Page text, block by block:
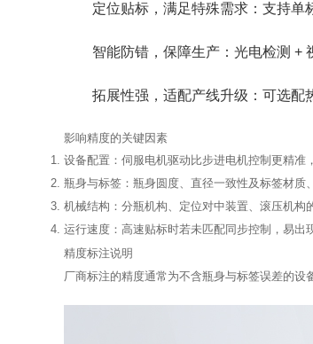
定位贴标，满足特殊需求：支持单
智能防错，保障生产：光电检测 +
拓展性强，适配产线升级：可选配
影响精度的关键因素
设备配置 ：伺服电机驱动比步进电机控制更精准
瓶身与标签 ：瓶身圆度、直径一致性及标签材质
机械结构 ：分瓶机构、定位对中装置、滚压机构
运行速度 ：高速贴标时若未匹配同步控制，易出
精度标注说明
厂商标注的精度通常为不含瓶身与标签误差的设